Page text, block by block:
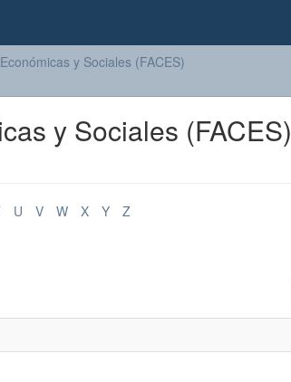
y Sociales (FACES)
y Sociales (FACES)
U V W X Y Z